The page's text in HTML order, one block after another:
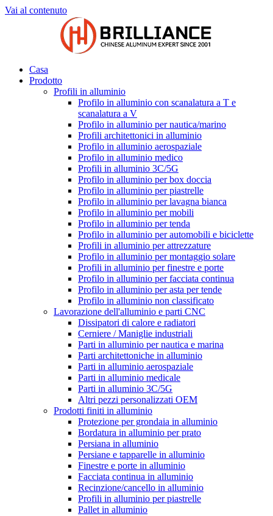
Vai al contenuto
Casa
Prodotto
Profili in alluminio
Profilo in alluminio con scanalatura a T e
scanalatura a V
Profilo in alluminio per nautica/marino
Profili architettonici in alluminio
Profilo in alluminio aerospaziale
Profilo in alluminio medico
Profili in alluminio 3C/5G
Profilo in alluminio per box doccia
Profilo in alluminio per piastrelle
Profilo in alluminio per lavagna bianca
Profilo in alluminio per mobili
Profilo in alluminio per tenda
Profilo in alluminio per automobili e biciclette
Profili in alluminio per attrezzature
Profilo in alluminio per montaggio solare
Profili in alluminio per finestre e porte
Profilo in alluminio per facciata continua
Profilo in alluminio per asta per tende
Profilo in alluminio non classificato
Lavorazione dell'alluminio e parti CNC
Dissipatori di calore e radiatori
Cerniere / Maniglie industriali
Parti in alluminio per nautica e marina
Parti architettoniche in alluminio
Parti in alluminio aerospaziale
Parti in alluminio medicale
Parti in alluminio 3C/5G
Altri pezzi personalizzati OEM
Prodotti finiti in alluminio
Protezione per grondaia in alluminio
Bordatura in alluminio per prato
Persiana in alluminio
Persiane e tapparelle in alluminio
Finestre e porte in alluminio
Facciata continua in alluminio
Recinzione/cancello in alluminio
Profili in alluminio per piastrelle
Pallet in alluminio